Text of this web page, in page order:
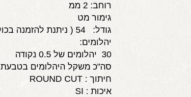
רוחב: 2 ממ
גימור מט
גודל: 54 ( ניתנת להזמנה בכול מידה)
יהלומים:
30 יהלומים של 0.5 נקודה
סה"כ משקל היהלומים בטבעת 15 נקודות
חיתוך : ROUND CUT
איכות : SI